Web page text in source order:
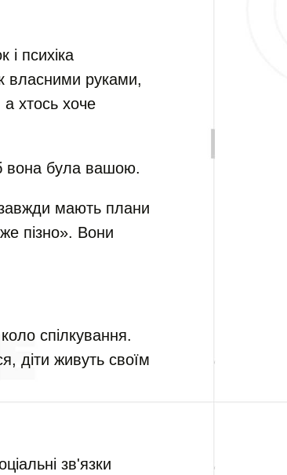
психіка
власними руками,
а хтось хоче
вона була вашою.
мають плани
пізно». Вони
спілкування.
діти живуть своїм
зв'язки